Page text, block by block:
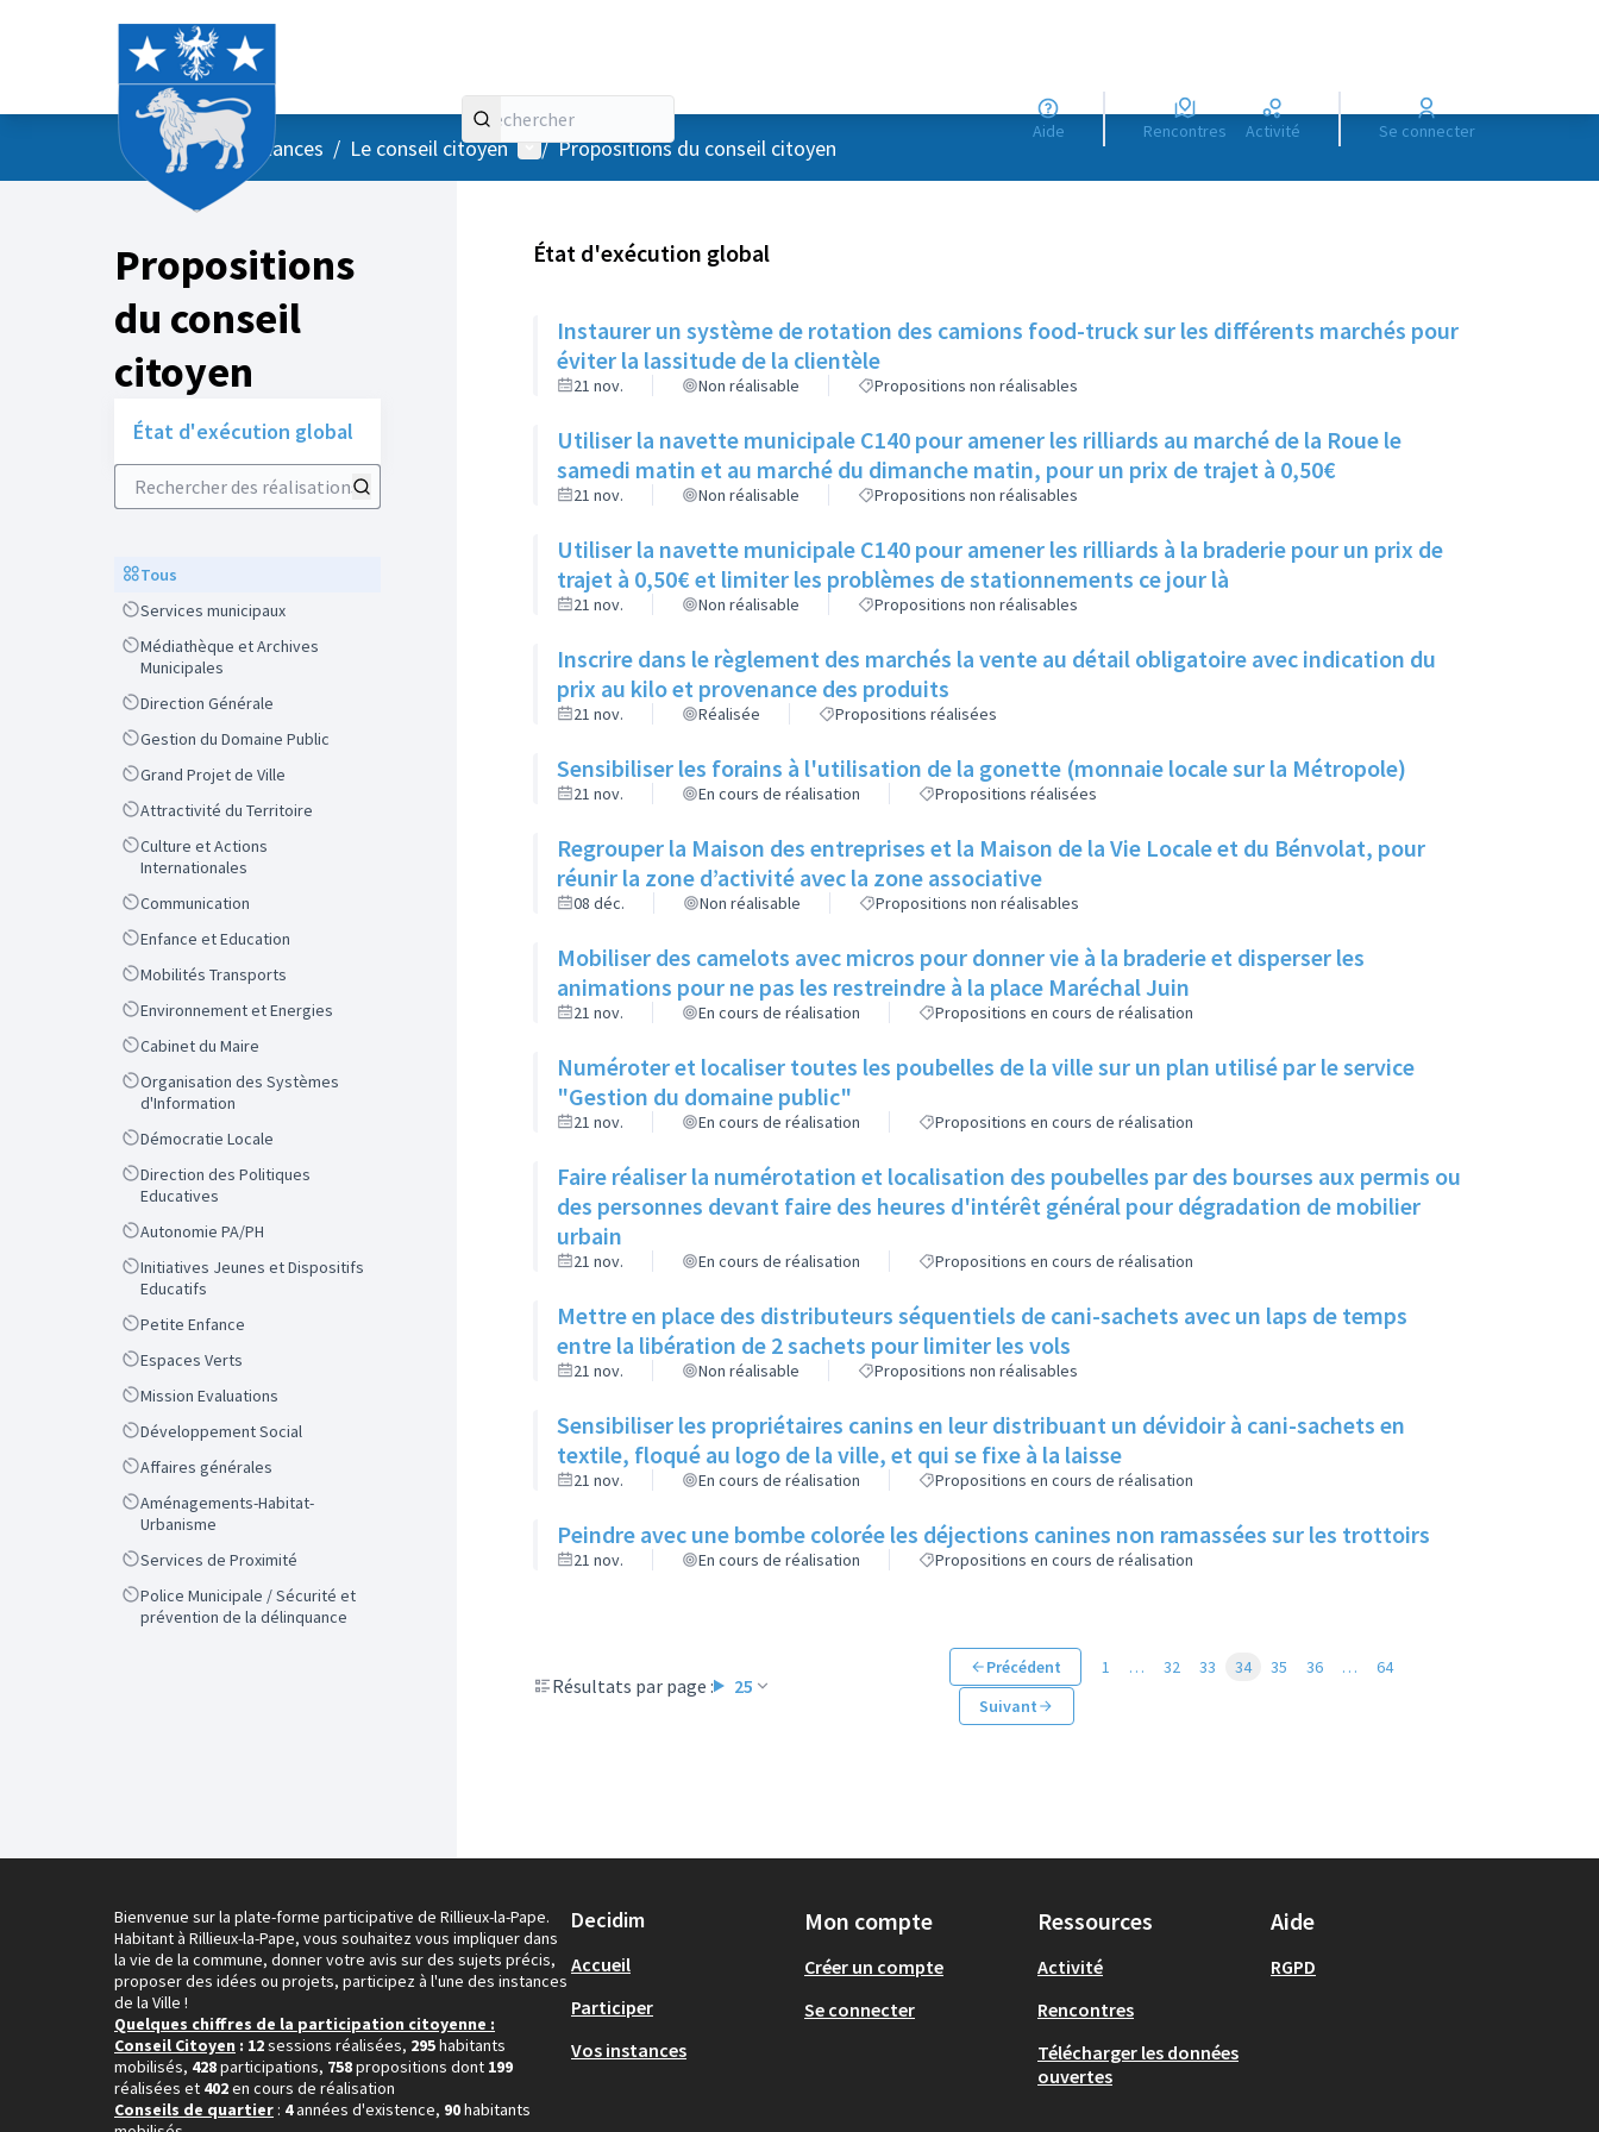
Aide Rencontres Activité Se connecter
AccueilMenu principal
/ Vos instances / Le conseil citoyen Menu utilisateur
/ Propositions du conseil citoyen
Propositions
du conseil
citoyen
État d'exécution global
Rechercher des réalisations
ScopeTous
ScopeServices municipaux
Scope
Médiathèque et Archives
Municipales
ScopeDirection Générale
ScopeGestion du Domaine Public
ScopeGrand Projet de Ville
ScopeAttractivité du Territoire
Scope
Culture et Actions
Internationales
ScopeCommunication
ScopeEnfance et Education
ScopeMobilités Transports
ScopeEnvironnement et Energies
ScopeCabinet du Maire
Scope
Organisation des Systèmes
d'Information
ScopeDémocratie Locale
Scope
Direction des Politiques
Educatives
ScopeAutonomie PA/PH
Scope
Initiatives Jeunes et Dispositifs
Educatifs
ScopePetite Enfance
ScopeEspaces Verts
ScopeMission Evaluations
ScopeDéveloppement Social
ScopeAffaires générales
Scope
Aménagements-Habitat-
Urbanisme
ScopeServices de Proximité
Scope
Police Municipale / Sécurité et
prévention de la délinquance
État d'exécution global
Instaurer un système de rotation des camions food-truck sur les différents marchés pour
éviter la lassitude de la clientèle
21 nov. Non réalisable Propositions non réalisables
Utiliser la navette municipale C140 pour amener les rilliards au marché de la Roue le
samedi matin et au marché du dimanche matin, pour un prix de trajet à 0,50€
21 nov. Non réalisable Propositions non réalisables
Utiliser la navette municipale C140 pour amener les rilliards à la braderie pour un prix de
trajet à 0,50€ et limiter les problèmes de stationnements ce jour là
21 nov. Non réalisable Propositions non réalisables
Inscrire dans le règlement des marchés la vente au détail obligatoire avec indication du
prix au kilo et provenance des produits
21 nov. Réalisée Propositions réalisées
Sensibiliser les forains à l'utilisation de la gonette (monnaie locale sur la Métropole)
21 nov. En cours de réalisation Propositions réalisées
Regrouper la Maison des entreprises et la Maison de la Vie Locale et du Bénvolat, pour
réunir la zone d’activité avec la zone associative
08 déc. Non réalisable Propositions non réalisables
Mobiliser des camelots avec micros pour donner vie à la braderie et disperser les
animations pour ne pas les restreindre à la place Maréchal Juin
21 nov. En cours de réalisation Propositions en cours de réalisation
Numéroter et localiser toutes les poubelles de la ville sur un plan utilisé par le service
"Gestion du domaine public"
21 nov. En cours de réalisation Propositions en cours de réalisation
Faire réaliser la numérotation et localisation des poubelles par des bourses aux permis ou
des personnes devant faire des heures d'intérêt général pour dégradation de mobilier
urbain
21 nov. En cours de réalisation Propositions en cours de réalisation
Mettre en place des distributeurs séquentiels de cani-sachets avec un laps de temps
entre la libération de 2 sachets pour limiter les vols
21 nov. Non réalisable Propositions non réalisables
Sensibiliser les propriétaires canins en leur distribuant un dévidoir à cani-sachets en
textile, floqué au logo de la ville, et qui se fixe à la laisse
21 nov. En cours de réalisation Propositions en cours de réalisation
Peindre avec une bombe colorée les déjections canines non ramassées sur les trottoirs
21 nov. En cours de réalisation Propositions en cours de réalisation
Résultats par page : 25
Précédent 1 … 32 33 34 35 36 …
64
Suivant
Bienvenue sur la plate-forme participative de Rillieux-la-Pape.
Habitant à Rillieux-la-Pape, vous souhaitez vous impliquer dans
la vie de la commune, donner votre avis sur des sujets précis,
proposer des idées ou projets, participez à l'une des instances
de la Ville !
Quelques chiffres de la participation citoyenne :
Conseil Citoyen : 12sessions réalisées, 295habitants
mobilisés, 428participations, 758propositions dont 199
réalisées et 402en cours de réalisation
Conseils de quartier : 4années d'existence, 90habitants
Decidim
Accueil
Participer
Vos instances
Mon compte
Créer un compte
Se connecter
Ressources
Activité
Rencontres
Télécharger les données
ouvertes
Aide
RGPD